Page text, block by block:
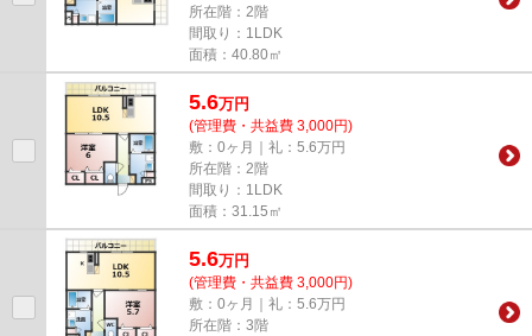
所在階：2階
間取り：1LDK
面積：40.80㎡
5.6万円
(管理費・共益費 3,000円)
敷：0ヶ月｜礼：5.6万円
所在階：2階
間取り：1LDK
面積：31.15㎡
5.6万円
(管理費・共益費 3,000円)
敷：0ヶ月｜礼：5.6万円
所在階：3階